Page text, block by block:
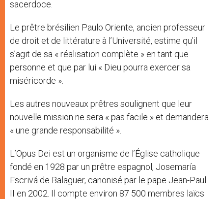
sacerdoce.
Le prêtre brésilien Paulo Oriente, ancien professeur
de droit et de littérature à l’Université, estime qu’il
s’agit de sa « réalisation complète » en tant que
personne et que par lui « Dieu pourra exercer sa
miséricorde ».
Les autres nouveaux prêtres soulignent que leur
nouvelle mission ne sera « pas facile » et demandera
« une grande responsabilité ».
L’Opus Dei est un organisme de l’Église catholique
fondé en 1928 par un prêtre espagnol, Josemaría
Escrivá de Balaguer, canonisé par le pape Jean-Paul
II en 2002. Il compte environ 87 500 membres laïcs